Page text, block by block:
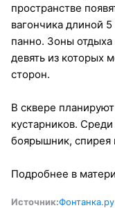
пространстве
вагончика длиной
панно. Зоны
девять из которых
сторон.
В сквере
кустарников.
боярышник, спирея
Подробнее в
Источник:Фонтанка.ру